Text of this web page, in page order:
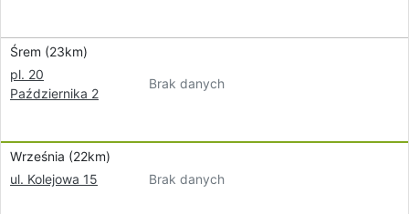
Śrem (23km)
pl. 20
Października 2
Brak danych
Września (22km)
ul. Kolejowa 15
Brak danych